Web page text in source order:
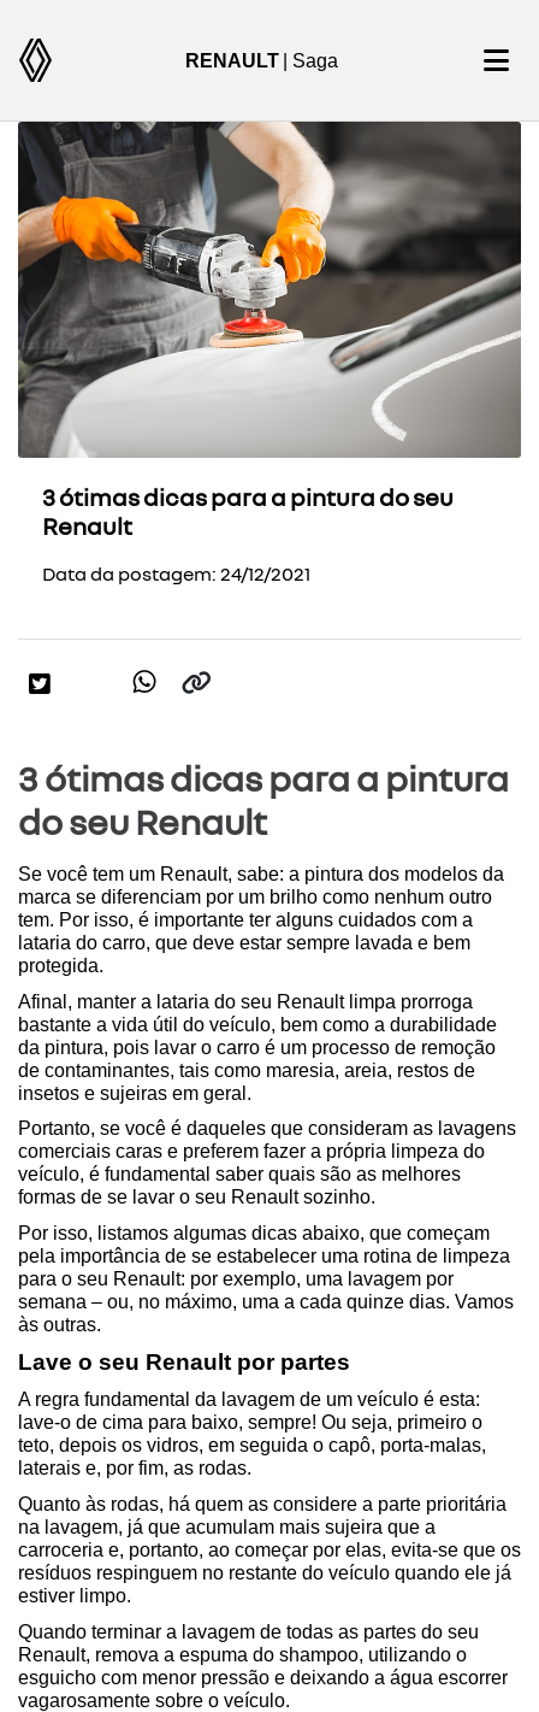
RENAULT | Saga
3 ótimas dicas para a pintura do seu
Renault
Data da postagem: 24/12/2021
3 ótimas dicas para a pintura
do seu Renault
Se você tem um Renault, sabe: a pintura dos modelos da
marca se diferenciam por um brilho como nenhum outro
tem. Por isso, é importante ter alguns cuidados com a
lataria do carro, que deve estar sempre lavada e bem
protegida.
Afinal, manter a lataria do seu Renault limpa prorroga
bastante a vida útil do veículo, bem como a durabilidade
da pintura, pois lavar o carro é um processo de remoção
de contaminantes, tais como maresia, areia, restos de
insetos e sujeiras em geral.
Portanto, se você é daqueles que consideram as lavagens
comerciais caras e preferem fazer a própria limpeza do
veículo, é fundamental saber quais são as melhores
formas de se lavar o seu Renault sozinho.
Por isso, listamos algumas dicas abaixo, que começam
pela importância de se estabelecer uma rotina de limpeza
para o seu Renault: por exemplo, uma lavagem por
semana – ou, no máximo, uma a cada quinze dias. Vamos
às outras.
Lave o seu Renault por partes
A regra fundamental da lavagem de um veículo é esta:
lave-o de cima para baixo, sempre! Ou seja, primeiro o
teto, depois os vidros, em seguida o capô, porta-malas,
laterais e, por fim, as rodas.
Quanto às rodas, há quem as considere a parte prioritária
na lavagem, já que acumulam mais sujeira que a
carroceria e, portanto, ao começar por elas, evita-se que os
resíduos respinguem no restante do veículo quando ele já
estiver limpo.
Quando terminar a lavagem de todas as partes do seu
Renault, remova a espuma do shampoo, utilizando o
esguicho com menor pressão e deixando a água escorrer
vagarosamente sobre o veículo.